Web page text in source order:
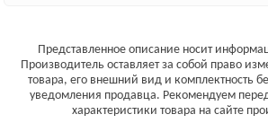
Представленное описание носит
Производитель оставляет за собой право
товара, его внешний вид и комплектность
уведомления продавца. Рекомендуем
характеристики товара на сайте